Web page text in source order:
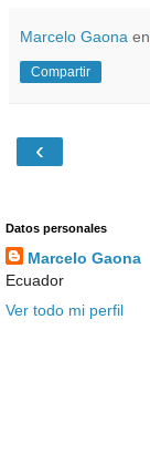
Marcelo Gaona en
Compartir
‹
Datos personales
Marcelo Gaona
Ecuador
Ver todo mi perfil